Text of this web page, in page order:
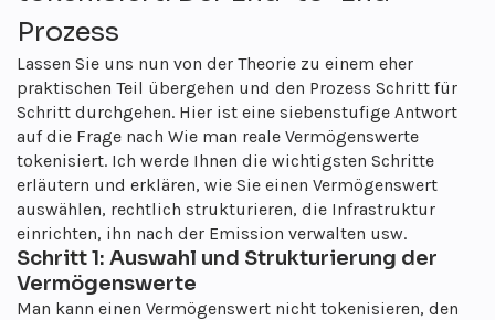
Wo
BZW. DIE WIR INTEGRIEREN
Wo
on -> off-chain
Gebühr
~1%
Zeit
1–2 Tage
Prozess
Lassen Sie uns nun von der Theorie zu einem eher
praktischen Teil übergehen und den Prozess Schritt für
Schritt durchgehen. Hier ist eine siebenstufige Antwort
auf die Frage nach Wie man reale Vermögenswerte
tokenisiert. Ich werde Ihnen die wichtigsten Schritte
erläutern und erklären, wie Sie einen Vermögenswert
auswählen, rechtlich strukturieren, die Infrastruktur
einrichten, ihn nach der Emission verwalten usw.
Schritt 1: Auswahl und Strukturierung der
Vermögenswerte
Man kann einen Vermögenswert nicht tokenisieren, den